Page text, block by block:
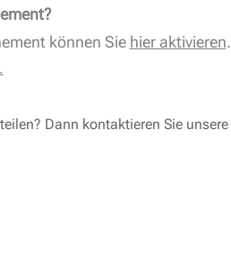
können Sie hier aktivieren.
Dann kontaktieren Sie unsere